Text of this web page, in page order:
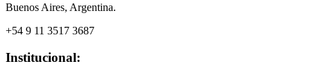
Buenos Aires, Argentina.
+54 9 11 3517 3687
Institucional: